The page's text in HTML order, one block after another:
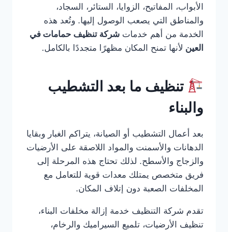
الأبواب، المفاتيح، الزوايا، الستائر، السجاد،
والمناطق التي يصعب الوصول إليها. وتُعد هذه
الخدمة من أهم خدمات شركة تنظيف حمامات في
العين لأنها تمنح المكان مظهرًا متجددًا بالكامل.
تنظيف ما بعد التشطيب
والبناء
بعد أعمال التشطيب أو الصيانة، يتراكم الغبار وبقايا
الدهانات والأسمنت والمواد اللاصقة على الأرضيات
والزجاج والأسطح. لذلك تحتاج هذه المرحلة إلى
فريق متخصص يمتلك معدات قوية للتعامل مع
المخلفات الصعبة دون إتلاف المكان.
تقدم شركة التنظيف خدمة إزالة مخلفات البناء،
تنظيف الأرضيات، تلميع السيراميك والرخام،